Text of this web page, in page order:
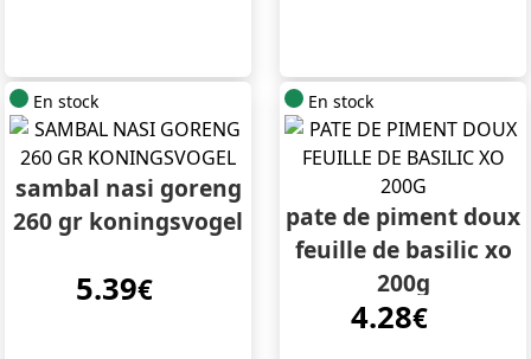
En stock
sambal nasi goreng
260 gr koningsvogel
5.39€
En stock
pate de piment doux
feuille de basilic xo
200g
4.28€